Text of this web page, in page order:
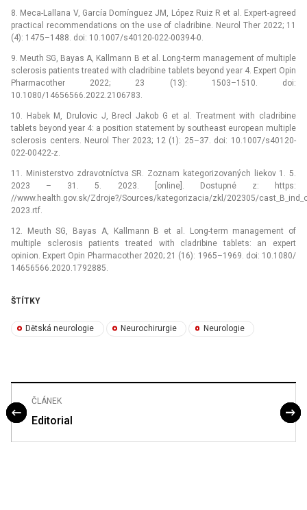
8. Meca-Lallana V, García Domínguez JM, López Ruiz R et al. Expert-agreed
practical recommendations on the use of cladribine. Neurol Ther 2022; 11
(4): 1475–1488. doi: 10.1007/s40120-022-00394-0.
9. Meuth SG, Bayas A, Kallmann B et al. Long-term management of multiple
sclerosis patients treated with cladribine tablets beyond year 4. Expert Opin
Pharmacother 2022; 23 (13): 1503–1510. doi:
10.1080/14656566.2022.2106783.
10. Habek M, Drulovic J, Brecl Jakob G et al. Treatment with cladribine
tablets beyond year 4: a position statement by southeast european multiple
sclerosis centers. Neurol Ther 2023; 12 (1): 25–37. doi: 10.1007/s40120-
022-00422-z.
11. Ministerstvo zdravotníctva SR. Zoznam kategorizovaných liekov 1. 5.
2023 –⁠ 31. 5. 2023. [online]. Dostupné z: https:
//www.health.gov.sk/Zdroje?/Sources/kategorizacia/zkl/202305/
2023.rtf.
12. Meuth SG, Bayas A, Kallmann B et al. Long-term management of
multiple sclerosis patients treated with cladribine tablets: an expert
opinion. Expert Opin Pharmacother 2020; 21 (16): 1965–1969. doi: 10.1080/
14656566.2020.1792885.
ŠTÍTKY
Dětská neurologie Neurochirurgie Neurologie
ČLÁNEK
Editorial